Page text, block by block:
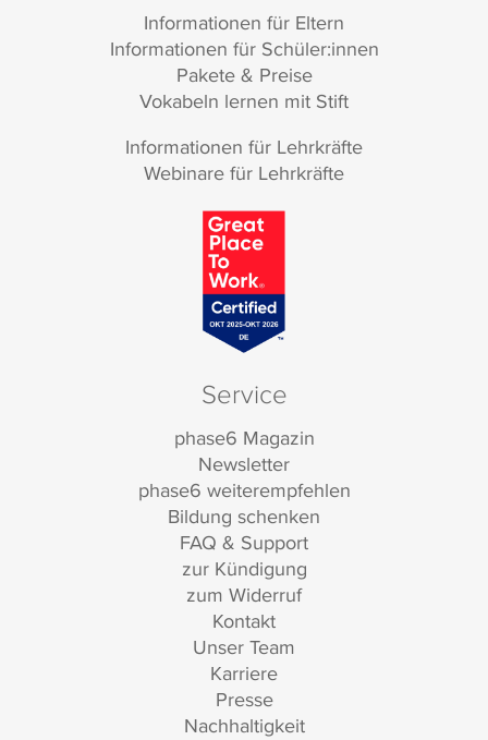
Informationen für Eltern
Informationen für Schüler:innen
Pakete & Preise
Vokabeln lernen mit Stift
Informationen für Lehrkräfte
Webinare für Lehrkräfte
Service
phase6 Magazin
Newsletter
phase6 weiterempfehlen
Bildung schenken
FAQ & Support
zur Kündigung
zum Widerruf
Kontakt
Unser Team
Karriere
Presse
Nachhaltigkeit